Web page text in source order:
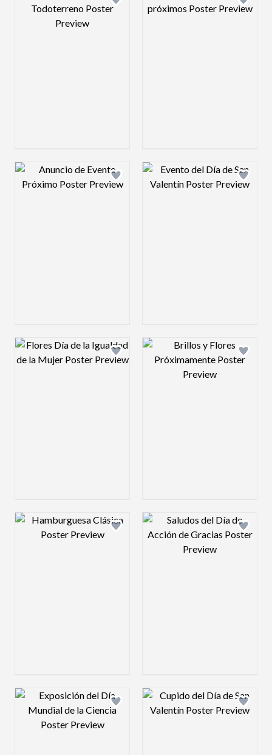
Design preview image Design preview
Design preview image Design preview
Design preview image Design preview
Design preview image Design preview